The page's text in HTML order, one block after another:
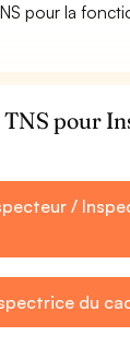
pour la
TNS pour
/
du